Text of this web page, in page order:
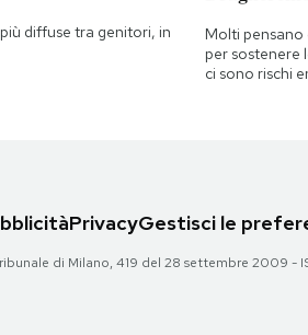
diffuse tra genitori, in
Molti pensano
per sostenere
ci sono rischi
PrivacyGestisci le
di Milano, 419 del 28 settembre 2009 -